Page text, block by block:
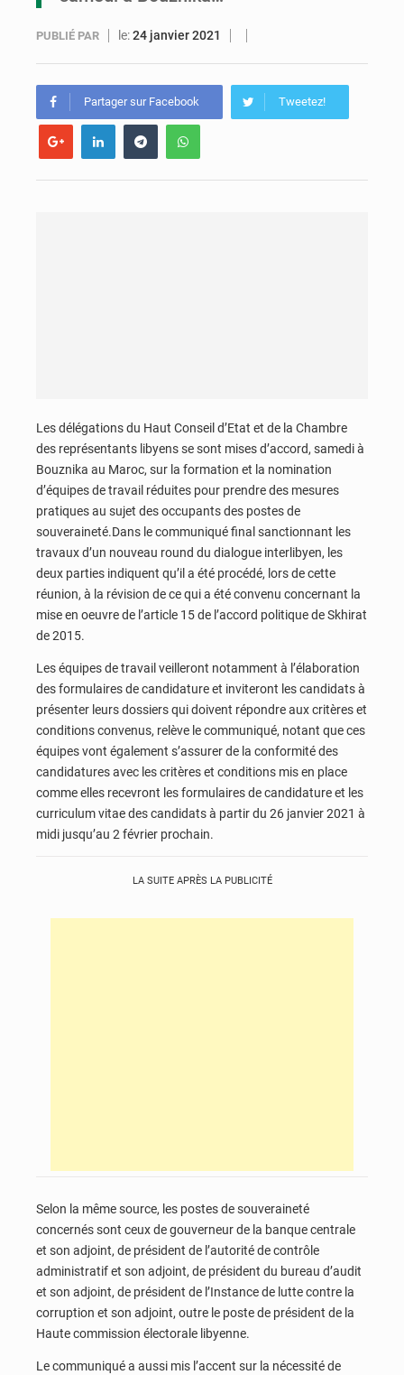
PUBLIÉ PAR le:24 janvier 2021
Partager sur Facebook Tweetez!
Les délégations du Haut Conseil d’Etat et de la Chambre
des représentants libyens se sont mises d’accord, samedi à
Bouznika au Maroc, sur la formation et la nomination
d’équipes de travail réduites pour prendre des mesures
pratiques au sujet des occupants des postes de
souveraineté.Dans le communiqué final sanctionnant les
travaux d’un nouveau round du dialogue interlibyen, les
deux parties indiquent qu’il a été procédé, lors de cette
réunion, à la révision de ce qui a été convenu concernant la
mise en oeuvre de l’article 15 de l’accord politique de Skhirat
de 2015.
Les équipes de travail veilleront notamment à l’élaboration
des formulaires de candidature et inviteront les candidats à
présenter leurs dossiers qui doivent répondre aux critères et
conditions convenus, relève le communiqué, notant que ces
équipes vont également s’assurer de la conformité des
candidatures avec les critères et conditions mis en place
comme elles recevront les formulaires de candidature et les
curriculum vitae des candidats à partir du 26 janvier 2021 à
midi jusqu’au 2 février prochain.
LA SUITE APRÈS LA PUBLICITÉ
Selon la même source, les postes de souveraineté
concernés sont ceux de gouverneur de la banque centrale
et son adjoint, de président de l’autorité de contrôle
administratif et son adjoint, de président du bureau d’audit
et son adjoint, de président de l’Instance de lutte contre la
corruption et son adjoint, outre le poste de président de la
Haute commission électorale libyenne.
Le communiqué a aussi mis l’accent sur la nécessité de